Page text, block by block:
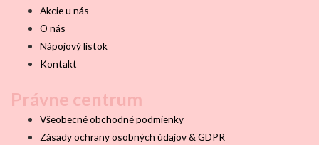
Akcie u nás
O nás
Nápojový lístok
Kontakt
Právne centrum
Všeobecné obchodné podmienky
Zásady ochrany osobných údajov & GDPR